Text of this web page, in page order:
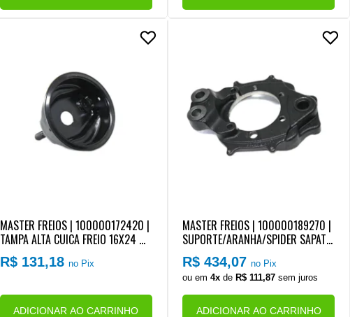
MASTER FREIOS | 100000172420 |
TAMPA ALTA CUICA FREIO 16X24 MB
ACCELO | MICRO ONIBUS LO (FURO
DA MANGUEIRA RESPIRO 90º)
R$ 131,18 no Pix
ADICIONAR AO CARRINHO
MASTER FREIOS | 100000189270 |
SUPORTE/ARANHA/SPIDER SAPATA
/PATIM FREIO TRASEIRO LE VW MIC
RO ONIBUS 9180/10180/11180 EUR
O 6 | FORD CARGO 1119 (SUSPENSA
O MECANICA)
R$ 434,07no Pix
ou em4x deR$ 111,87 sem juros
ADICIONAR AO CARRINHO